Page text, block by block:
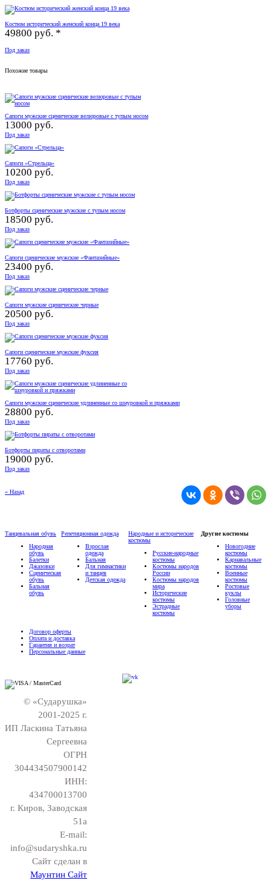
Костюм исторический женский конца 19 века
49800 руб. *
Под заказ
Похожие товары
Сапоги мужские сценические велюровые с тупым носом
13000 руб.
Под заказ
Сапоги «Стрельца»
10200 руб.
Под заказ
Ботфорты сценические мужские с тупым носом
18500 руб.
Под заказ
Сапоги сценические мужские «Фантазийные»
23400 руб.
Под заказ
Сапоги мужские сценические черные
20500 руб.
Под заказ
Сапоги сценические мужские фуксия
17760 руб.
Под заказ
Сапоги мужские сценические удлиненные со шнуровкой и пряжками
28800 руб.
Под заказ
Ботфорты пираты с отворотами
19000 руб.
Под заказ
« Назад
Танцевальная обувь
Народная
обувь
Балетки
Джазовки
Сценическая
обувь
Бальная
обувь
Репетиционная одежда
Взрослая
одежда
Бальная
Для гимнастики
и танцев
Детская одежда
Народные и исторические
костюмы
Русские-народные
костюмы
Костюмы народов
России
Костюмы народов
мира
Исторические
костюмы
Эстрадные
костюмы
Другие костюмы
Новогодние
костюмы
Карнавальные
костюмы
Военные
костюмы
Ростовые
куклы
Головные
уборы
Договор оферты
Оплата и доставка
Гарантия и возрат
Персональные данные
© «Сударушка»
2001-2025 г.
ИП Ласкина Татьяна
Сергеевна
ОГРН
304434507900142
ИНН:
434700013700
г. Киров, Заводская
51а
E-mail:
info@sudaryshka.ru
Сайт сделан в
Маунтин Сайт